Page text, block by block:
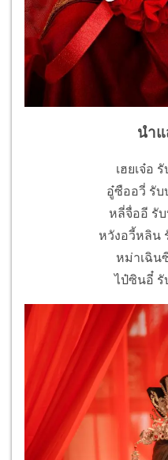
นำแ
เฮยเจ๋อ
อู๋ซืออวี่ รั
หลี่จื่ออี รั
หวังอวี้หลิน
หม่าเฉิน
ไป๋ซินอี๋ รั